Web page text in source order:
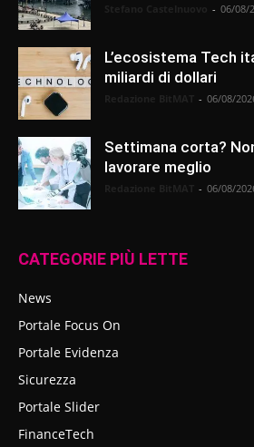
- 06/08/
L’ecosistema Tech
miliardi di dollari
- 06/08/
Settimana corta?
lavorare meglio
- 06/08/
CATEGORIE PIÙ LETTE
News
Portale Focus On
Portale Evidenza
Sicurezza
Portale Slider
FinanceTech